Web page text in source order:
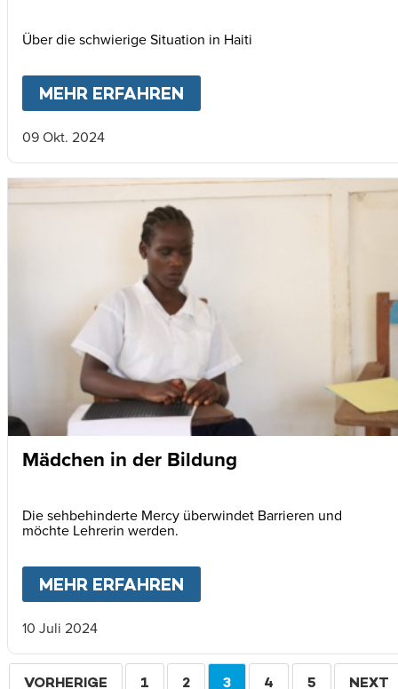
Über die schwierige Situation in Haiti
MEHR ERFAHREN
09 Okt. 2024
Mädchen in der Bildung
Die sehbehinderte Mercy überwindet Barrieren und
möchte Lehrerin werden.
MEHR ERFAHREN
10 Juli 2024
Seitennummerierung
VORHERIGE
VORHERIGE SEITE
1 SEITE
2 AKTUELLE
3 SEITE
4 SEITE
5 NEXT